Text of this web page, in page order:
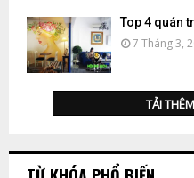
Top 4 quán
7 Tháng 3,
TẢI